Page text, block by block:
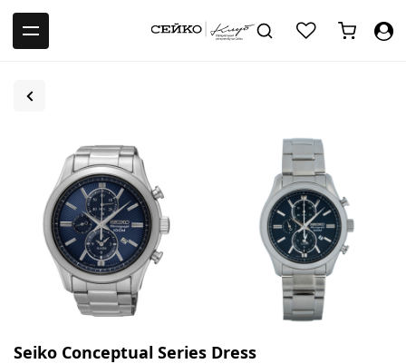
Seiko Conceptual Series Dress